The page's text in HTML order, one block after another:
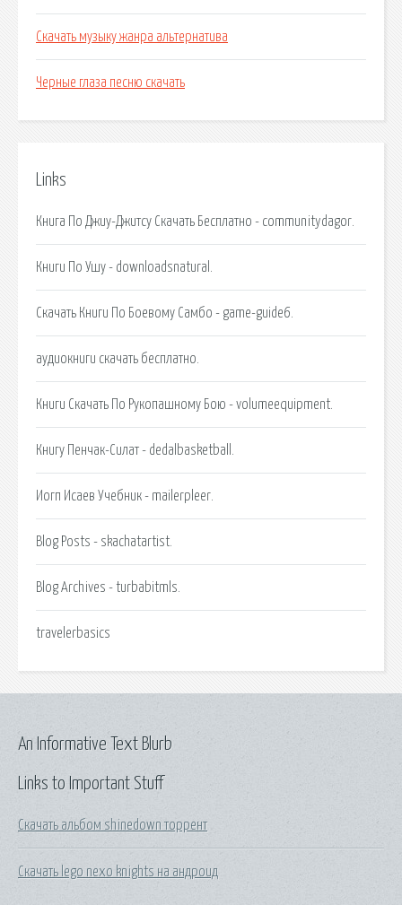
Скачать музыку жанра альтернатива
Черные глаза песню скачать
Links
Книга По Джиу-Джитсу Скачать Бесплатно - communitydagor.
Книги По Ушу - downloadsnatural.
Скачать Книги По Боевому Самбо - game-guide6.
аудиокниги скачать бесплатно.
Книги Скачать По Рукопашному Бою - volumeequipment.
Книгу Пенчак-Силат - dedalbasketball.
Иогп Исаев Учебник - mailerpleer.
Blog Posts - skachatartist.
Blog Archives - turbabitmls.
travelerbasics
Links to Important Stuff
Скачать альбом shinedown торрент
Скачать lego nexo knights на андроид
An Informative Text Blurb